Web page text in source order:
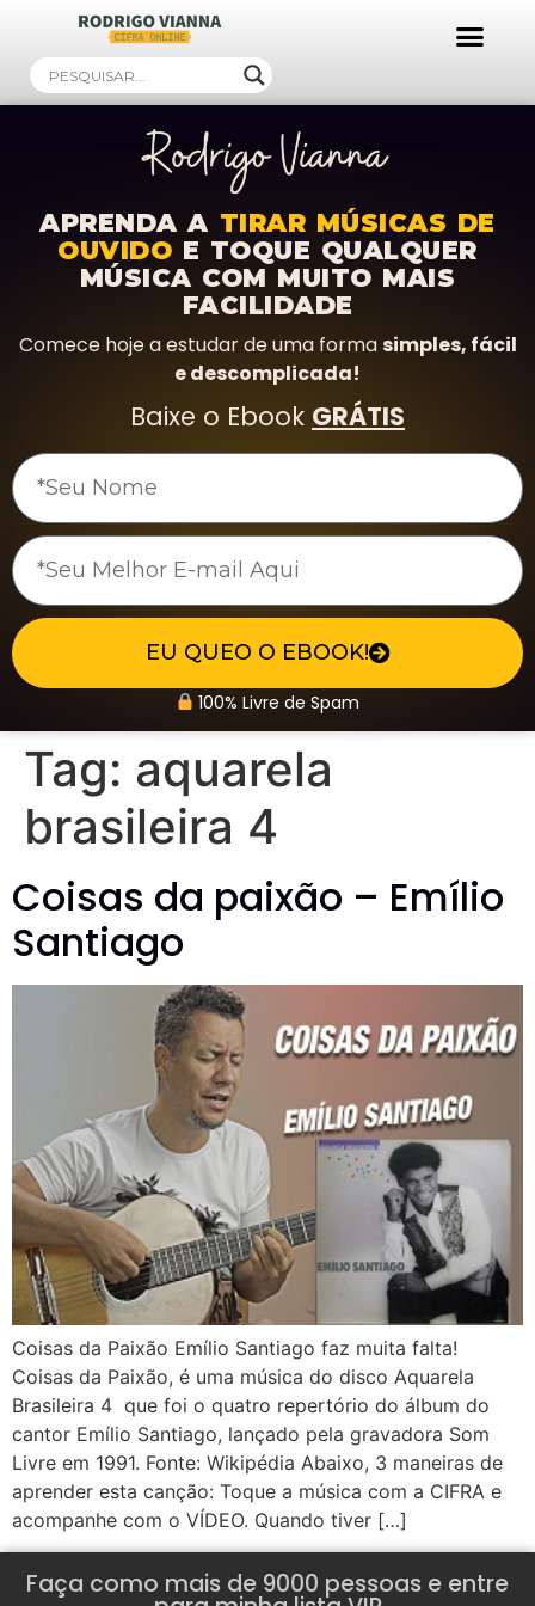
APRENDA A TIRAR MÚSICAS DE
OUVIDO E TOQUE QUALQUER
MÚSICA COM MUITO MAIS
FACILIDADE
Comece hoje a estudar de uma formasimples, fácil
e descomplicada!
Baixe o Ebook GRÁTIS
EU QUEO O EBOOK!
100% Livre de Spam
Tag: aquarela
brasileira 4
Coisas da paixão – Emílio
Santiago
Coisas da Paixão Emílio Santiago faz muita falta!
Coisas da Paixão, é uma música do disco Aquarela
Brasileira 4 que foi o quatro repertório do álbum do
cantor Emílio Santiago, lançado pela gravadora Som
Livre em 1991. Fonte: Wikipédia Abaixo, 3 maneiras de
aprender esta canção: Toque a música com a CIFRA e
acompanhe com o VÍDEO. Quando tiver […]
Faça como mais de 9000 pessoas e entre